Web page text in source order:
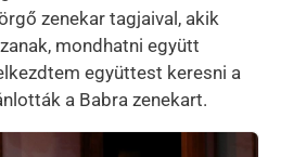
zenekar tagjaival, akik
mondhatni együtt
együttest keresni a
a Babra zenekart.